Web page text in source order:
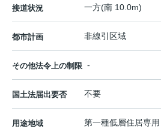
接道状況 一方(南 10.0m)
都市計画 非線引区域
その他法令上の制限 -
国土法届出要否 不要
用途地域 第一種低層住居専用